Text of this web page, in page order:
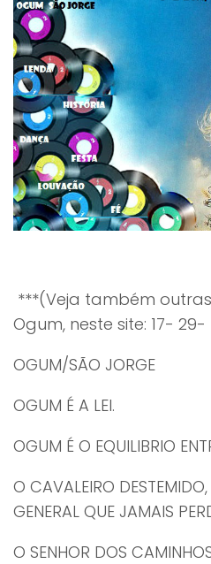
***(Veja também
Ogum, neste site: 17-
OGUM/SÃO JORGE
OGUM É A LEI.
OGUM É O EQUILIBRIO
O CAVALEIRO
GENERAL QUE JAMAIS
O SENHOR DOS